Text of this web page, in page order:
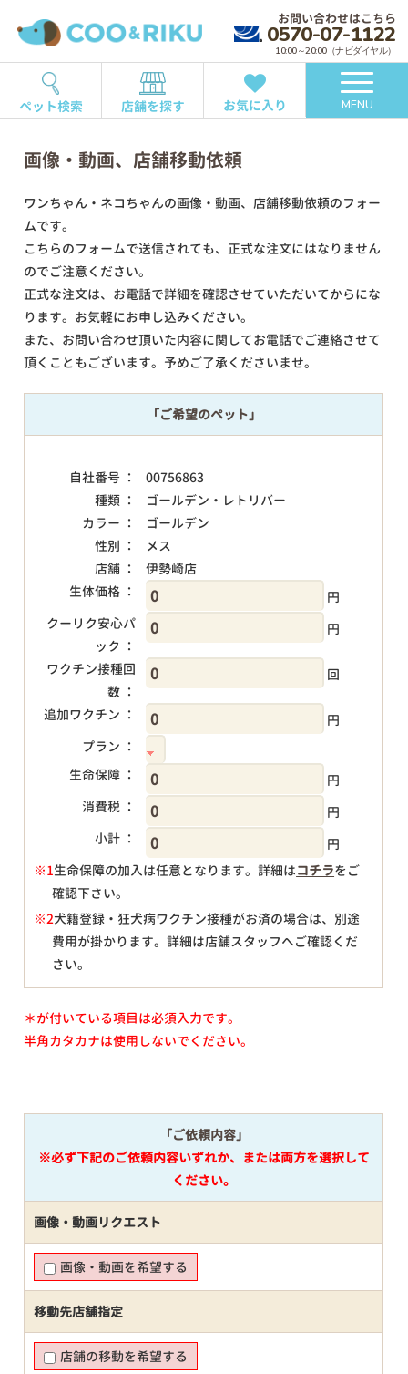
お問い合わせはこちら
0570-07-1122
10:00～20:00（ナビダイヤル）
ペット検索 店舗を探す お気に入り MENU
画像・動画、店舗移動依頼
ワンちゃん・ネコちゃんの画像・動画、店舗移動依頼のフォー
ムです。
こちらのフォームで送信されても、正式な注文にはなりません
のでご注意ください。
正式な注文は、お電話で詳細を確認させていただいてからにな
ります。お気軽にお申し込みください。
また、お問い合わせ頂いた内容に関してお電話でご連絡させて
頂くこともございます。予めご了承くださいませ。
「ご希望のペット」
自社番号 ：
00756863
種類 ：
ゴールデン・レトリバー
カラー ：
ゴールデン
性別 ：
メス
店舗 ：
伊勢崎店
生体価格 ：
円
クーリク安心パ
ック ：
円
ワクチン接種回
数 ：
回
追加ワクチン ：
円
プラン ：
生命保障 ：
円
消費税 ：
円
小計 ：
円
※1生命保障の加入は任意となります。詳細はコチラをご
確認下さい。
※2犬籍登録・狂犬病ワクチン接種がお済の場合は、別途
費用が掛かります。詳細は店舗スタッフへご確認くだ
さい。
＊が付いている項目は必須入力です。
半角カタカナは使用しないでください。
「ご依頼内容」
※必ず下記のご依頼内容いずれか、または両方を選択して
ください。
画像・動画リクエスト
画像・動画を希望する
移動先店舗指定
店舗の移動を希望する